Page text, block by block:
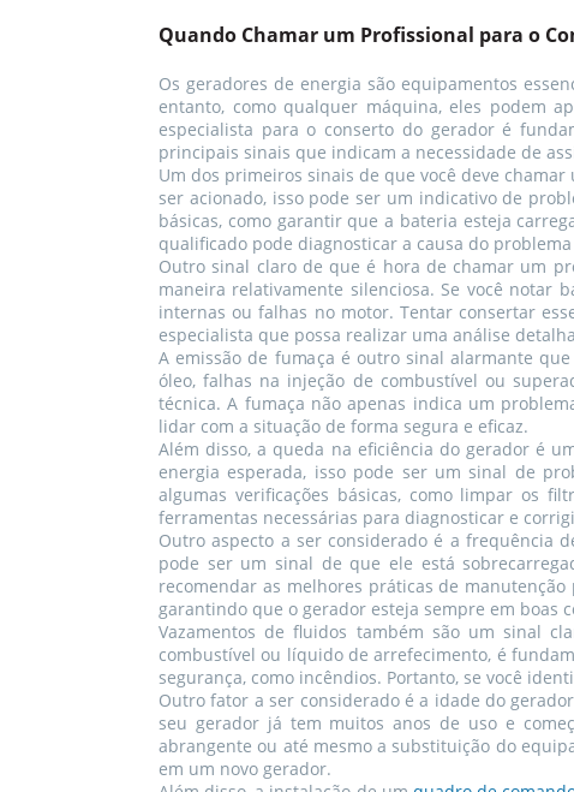
Quando Chamar um Profissional para o
Os geradores de energia são equipamentos
entanto, como qualquer máquina, eles podem
especialista para o conserto do gerador é
principais sinais que indicam a necessidade de
Um dos primeiros sinais de que você deve
ser acionado, isso pode ser um indicativo de
básicas, como garantir que a bateria esteja
qualificado pode diagnosticar a causa do
Outro sinal claro de que é hora de chamar um
maneira relativamente silenciosa. Se você notar
internas ou falhas no motor. Tentar consertar
especialista que possa realizar uma análise
A emissão de fumaça é outro sinal alarmante
óleo, falhas na injeção de combustível ou
técnica. A fumaça não apenas indica um
lidar com a situação de forma segura e eficaz.
Além disso, a queda na eficiência do gerador é
energia esperada, isso pode ser um sinal de
algumas verificações básicas, como limpar os
ferramentas necessárias para diagnosticar e
Outro aspecto a ser considerado é a frequência
pode ser um sinal de que ele está
recomendar as melhores práticas de
garantindo que o gerador esteja sempre em boas
Vazamentos de fluidos também são um sinal
combustível ou líquido de arrefecimento, é
segurança, como incêndios. Portanto, se você
Outro fator a ser considerado é a idade do
seu gerador já tem muitos anos de uso e
abrangente ou até mesmo a substituição do
em um novo gerador.